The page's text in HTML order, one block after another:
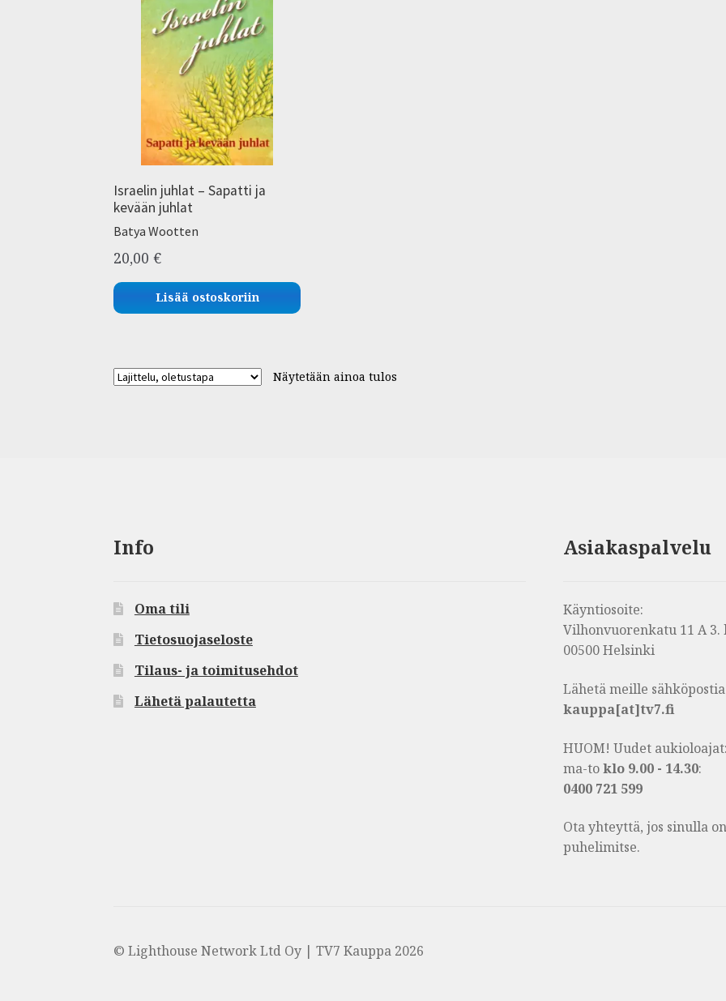
Israelin juhlat – Sapatti ja
kevään juhlat
Batya Wootten
20,00€
Lisää ostoskoriin
Näytetään ainoa tulos
Info
Oma tili
Tietosuojaseloste
Tilaus- ja toimitusehdot
Lähetä palautetta
Asiakaspalvelu
Käyntiosoite:
Vilhonvuorenkatu 11 A 3.
00500 Helsinki
Lähetä meille
kauppa[at]tv7.fi
HUOM! Uudet
ma-toklo 9.00 - 14.30:
0400 721 599
Ota yhteyttä, jos sinulla
puhelimitse.
© Lighthouse Network Ltd Oy | TV7 Kauppa 2026